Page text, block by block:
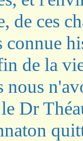
de ces
connue
de la
nous
Dr